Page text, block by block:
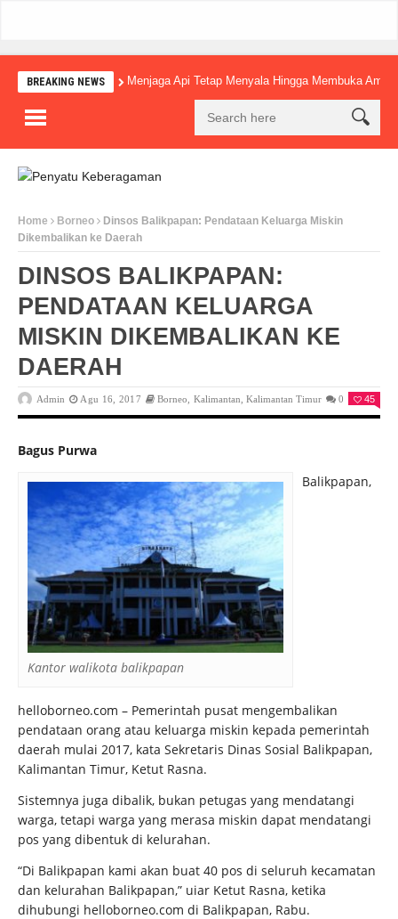
BREAKING NEWS Menjaga Api Tetap Menyala Hingga Membuka
Home Borneo
Dinsos Balikpapan: Pendataan Keluarga Miskin
Dikembalikan ke Daerah
DINSOS BALIKPAPAN:
PENDATAAN KELUARGA
MISKIN DIKEMBALIKAN KE
DAERAH
Admin Agu 16, 2017 Borneo Kalimantan ,Kalimantan Timur 0 45
Bagus Purwa
Kantor walikota balikpapan
Balikpapan,
helloborneo.com – Pemerintah pusat mengembalikan
pendataan orang atau keluarga miskin kepada pemerintah
daerah mulai 2017, kata Sekretaris Dinas Sosial Balikpapan,
Kalimantan Timur, Ketut Rasna.
Sistemnya juga dibalik, bukan petugas yang mendatangi
warga, tetapi warga yang merasa miskin dapat mendatangi
pos yang dibentuk di kelurahan.
“Di Balikpapan kami akan buat 40 pos di seluruh kecamatan
dan kelurahan Balikpapan,” uiar Ketut Rasna, ketika
dihubungi helloborneo.com di Balikpapan, Rabu.